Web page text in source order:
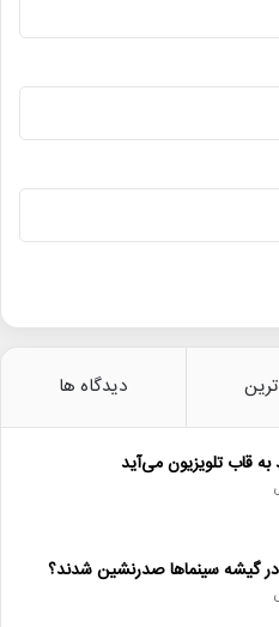
یا
توسط هیئت داوران داخلی و
نفیس نقدی نیز دریافت خواهند
اسلامی، محسن جوادی، معاون
مشاور وزیر و رئیس مرکز
مدیران و مشاوران معاونت
دیدگاه ها
قاب تلویزیون می‌آید
در گیشه سینماها صدرنشین شدند؟